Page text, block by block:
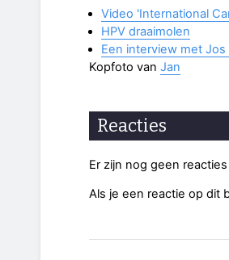
Video 'International
HPV draaimolen
Een interview met Jos
Kopfoto van Jan
Reacties
Er zijn nog geen
Als je een reactie op dit